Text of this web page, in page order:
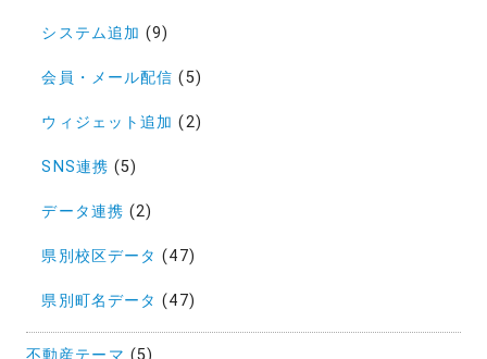
システム追加 (9)
会員・メール配信 (5)
ウィジェット追加 (2)
SNS連携 (5)
データ連携 (2)
県別校区データ (47)
県別町名データ (47)
不動産テーマ (5)